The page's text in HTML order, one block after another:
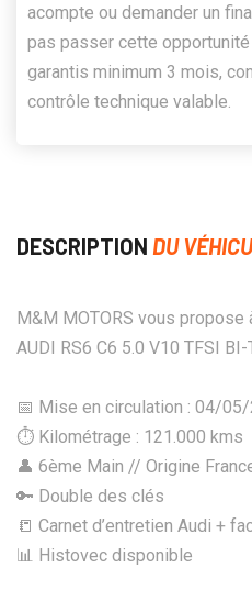
acompte ou demander un
pas passer cette
garantis minimum 3 mois,
contrôle technique valable.
DESCRIPTION DU
M&M MOTORS vous
AUDI RS6 C6 5.0 V10 TFSI BI-
📅 Mise en circulation : 04/
⏱️ Kilométrage : 121.000 kms
👤 6ème Main // Origine
🔑 Double des clés
📒 Carnet d’entretien Audi +
📊 Histovec disponible